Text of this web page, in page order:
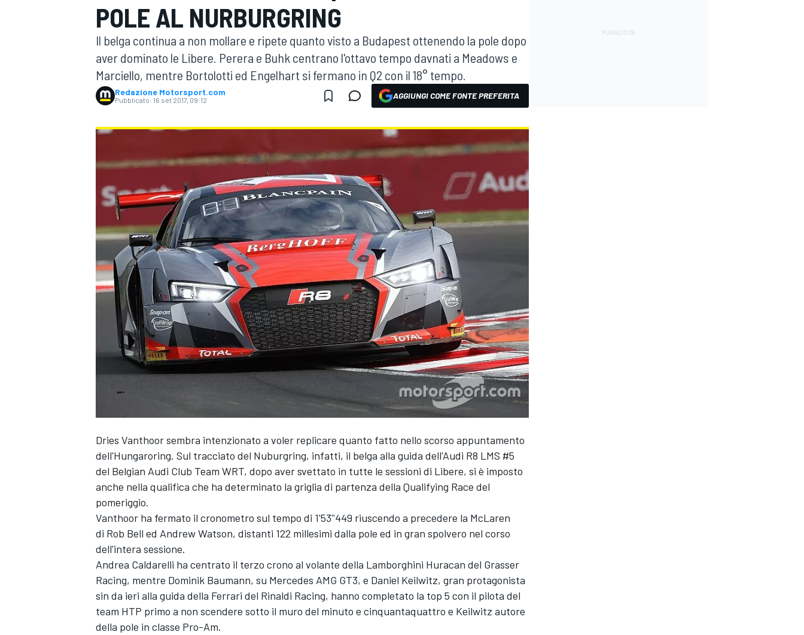
MOTOGP WEC
MONOPOSTO
POLE AL NURBURGRING
Il belga continua a non mollare e ripete quanto visto a Budapest ottenendo la pole dopo
aver dominato le Libere. Perera e Buhk centrano l'ottavo tempo davnati a Meadows e
Marciello, mentre Bortolotti ed Engelhart si fermano in Q2 con il 18° tempo.
Redazione Motorsport.com
Pubblicato: 16 set 2017, 09:12 AGGIUNGI COME FONTE PREFERITA
Dries Vanthoor sembra intenzionato a voler replicare quanto fatto nello scorso appuntamento
dell'Hungaroring. Sul tracciato del Nuburgring, infatti, il belga alla guida dell'Audi R8 LMS #5
del Belgian Audi Club Team WRT, dopo aver svettato in tutte le sessioni di Libere, si è imposto
anche nella qualifica che ha determinato la griglia di partenza della Qualifying Race del
pomeriggio.
Vanthoor ha fermato il cronometro sul tempo di 1'53''449 riuscendo a precedere la McLaren
di Rob Bell ed Andrew Watson, distanti 122 millesimi dalla pole ed in gran spolvero nel corso
dell'intera sessione.
Andrea Caldarelli ha centrato il terzo crono al volante della Lamborghini Huracan del Grasser
Racing, mentre Dominik Baumann, su Mercedes AMG GT3, e Daniel Keilwitz, gran protagonista
sin da ieri alla guida della Ferrari del Rinaldi Racing, hanno completato la top 5 con il pilota del
team HTP primo a non scendere sotto il muro del minuto e cinquantaquattro e Keilwitz autore
della pole in classe Pro-Am.